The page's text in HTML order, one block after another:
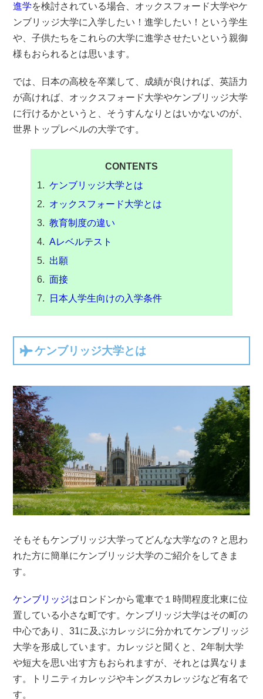
進学を検討されている場合、オックスフォード大学やケ
ンブリッジ大学に入学したい！進学したい！という学生
や、子供たちをこれらの大学に進学させたいという親御
様もおられるとは思います。
では、日本の高校を卒業して、成績が良ければ、英語力
が高ければ、オックスフォード大学やケンブリッジ大学
に行けるかというと、そうすんなりとはいかないのが、
世界トップレベルの大学です。
CONTENTS
ケンブリッジ大学とは
オックスフォード大学とは
教育制度の違い
Aレベルテスト
出願
面接
日本人学生向けの入学条件
ケンブリッジ大学とは
そもそもケンブリッジ大学ってどんな大学なの？と思わ
れた方に簡単にケンブリッジ大学のご紹介をしてきま
す。
ケンブリッジはロンドンから電車で１時間程度北東に位
置している小さな町です。ケンブリッジ大学はその町の
中心であり、31に及ぶカレッジに分かれてケンブリッジ
大学を形成しています。カレッジと聞くと、2年制大学
や短大を思い出す方もおられますが、それとは異なりま
す。トリニティカレッジやキングスカレッジなど有名で
す。